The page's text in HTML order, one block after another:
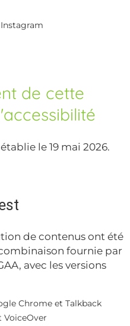
de cette
le 19 mai 2026.
de contenus ont été
fournie par
avec les versions
Chrome et Talkback
VoiceOver